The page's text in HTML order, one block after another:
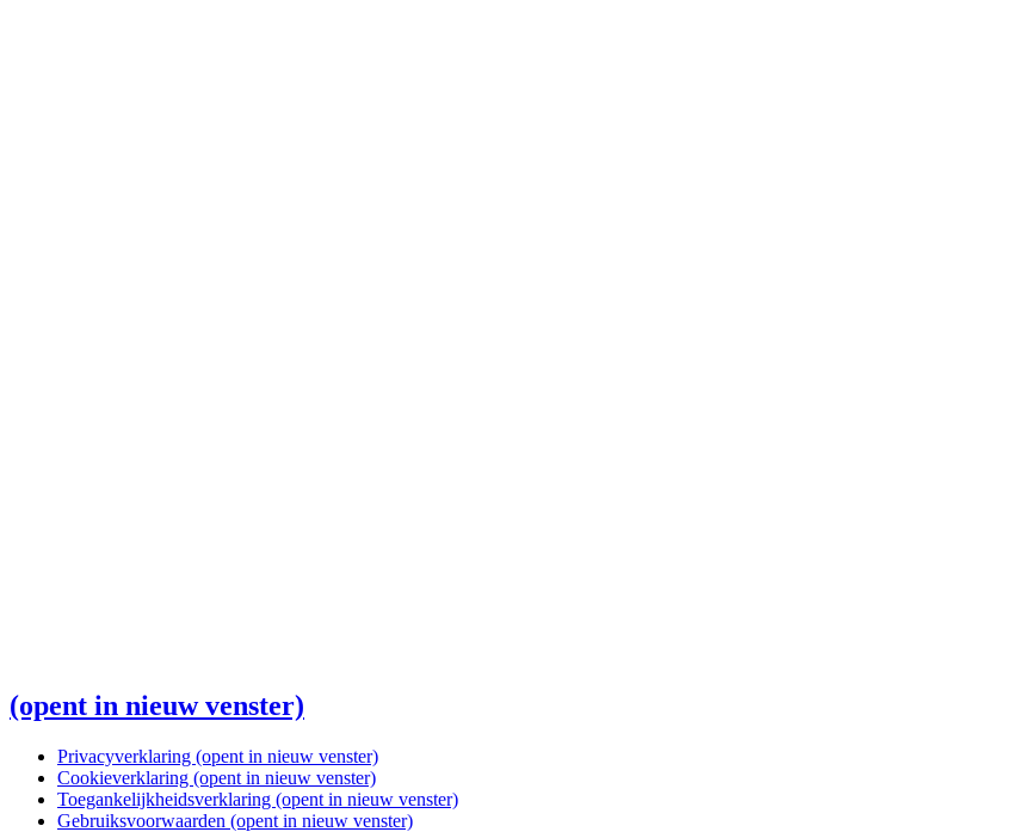
(opent in nieuw venster)
Privacyverklaring (opent in nieuw venster)
Cookieverklaring (opent in nieuw venster)
Toegankelijkheidsverklaring (opent in nieuw venster)
Gebruiksvoorwaarden (opent in nieuw venster)